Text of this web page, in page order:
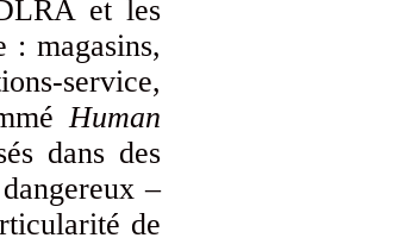
et les
magasins,
service,
Human
dans des
–
de